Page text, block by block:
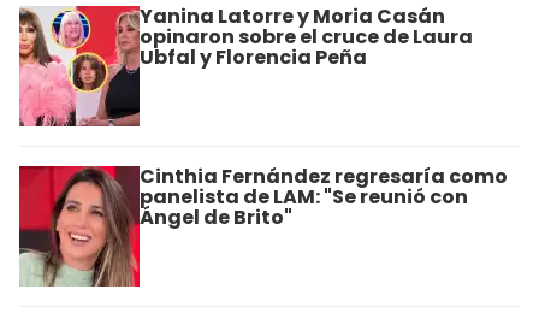
Yanina Latorre y Moria Casán
opinaron sobre el cruce de Laura
Ubfal y Florencia Peña
Cinthia Fernández regresaría como
panelista de LAM: "Se reunió con
Ángel de Brito"